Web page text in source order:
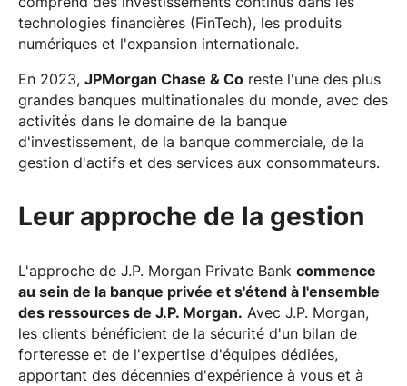
technologies financières (FinTech), les produits
numériques et l'expansion internationale.
En 2023, JPMorgan Chase & Coreste l'une des plus
grandes banques multinationales du monde, avec des
activités dans le domaine de la banque
d'investissement, de la banque commerciale, de la
gestion d'actifs et des services aux consommateurs.
Leur approche de la gestion
L'approche de J.P. Morgan Private Bank commence
au sein de la banque privée et s'étend à l'ensemble
des ressources de J.P. Morgan. Avec J.P. Morgan,
les clients bénéficient de la sécurité d'un bilan de
forteresse et de l'expertise d'équipes dédiées,
apportant des décennies d'expérience à vous et à